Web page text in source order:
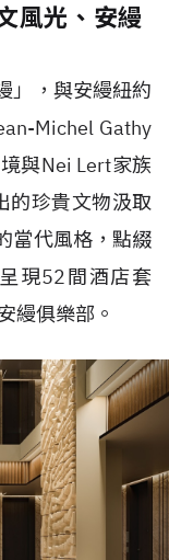
風光、安縵
」，與安縵紐約
Michel Gathy
與Nei Lert家族
的珍貴文物汲取
當代風格，點綴
現52間酒店套
縵俱樂部。